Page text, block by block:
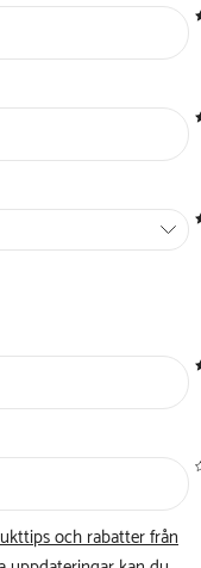
och rabatter från